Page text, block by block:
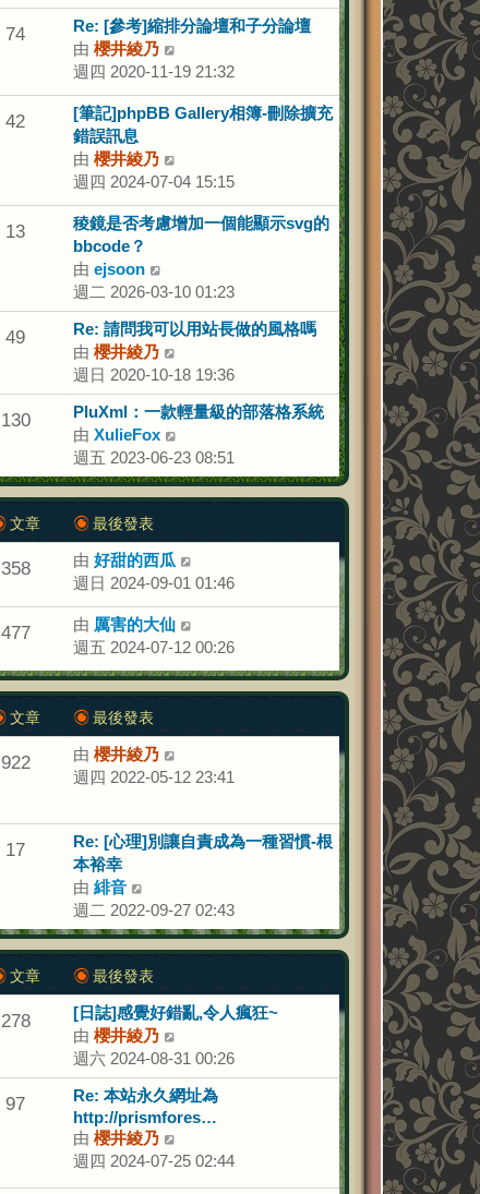
最
後
表
74
Re: [參考]縮排分論壇和子分論壇
由 櫻井綾乃
視
最
後
週四 2020-11-19 21:32
42
[筆記]phpBB Gallery相簿-刪除擴充
錯誤訊息
由 櫻井綾乃
視
最
後
週四 2024-07-04 15:15
13
稜鏡是否考慮增加一個能顯示svg的
bbcode？
由 ejsoon
視
最
後
發
表
週二 2026-03-10 01:23
49
Re: 請問我可以用站長做的風格嗎
由 櫻井綾乃
視
最
後
表
週日 2020-10-18 19:36
130
PluXml：一款輕量級的部落格系統
由 XulieFox
視
最
後
表
週五 2023-06-23 08:51
文章 最後發表
358 由 好甜的西瓜
視
最
發
表
週日 2024-09-01 01:46
477 由 厲害的大仙
視
最
後
表
週五 2024-07-12 00:26
文章 最後發表
922 由 櫻井綾乃
視
後
發
週四 2022-05-12 23:41
17
Re: [心理]別讓自責成為一種習慣-根
本裕幸
由 緋音
視
最
後
發
表
週二 2022-09-27 02:43
文章 最後發表
278
[日誌]感覺好錯亂,令人瘋狂~
由 櫻井綾乃
視
最
後
發
週六 2024-08-31 00:26
97
Re: 本站永久網址為
http://prismfores…
由 櫻井綾乃
視
最
週四 2024-07-25 02:44